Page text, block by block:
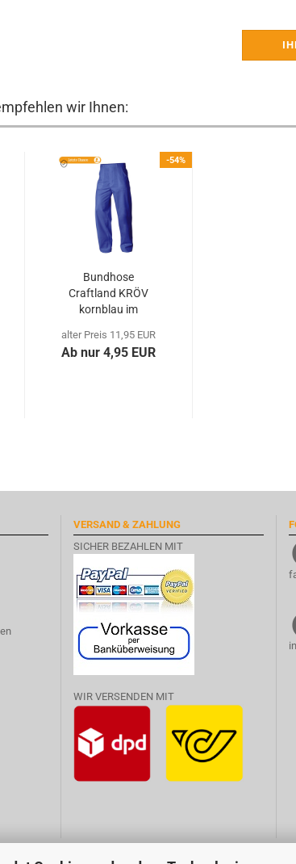
wir Ihnen:
-54%
Bundhose
Craftland KRÖV
kornblau im
alter Preis 11,95 EUR
Ab nur 4,95 EUR
VERSAND & ZAHLUNG
SICHER BEZAHLEN MIT
WIR VERSENDEN MIT